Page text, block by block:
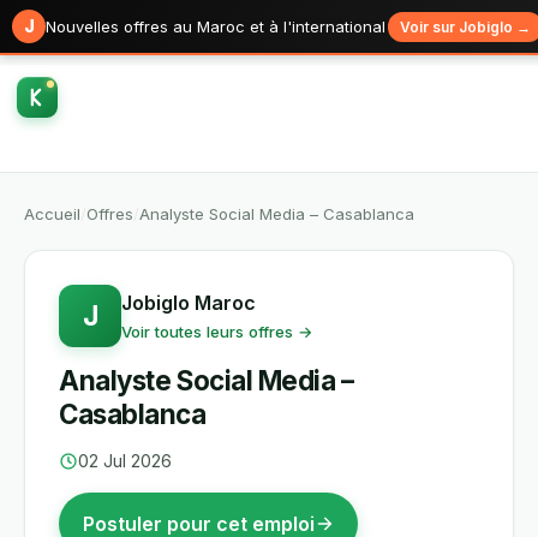
J Nouvelles offres au Maroc et à l'international Voir sur Jobiglo →
Accueil Offres Analyste Social Media – Casablanca
J Jobiglo Maroc
Voir toutes leurs offres →
Analyste Social Media –
Casablanca
02 Jul 2026
Postuler pour cet emploi